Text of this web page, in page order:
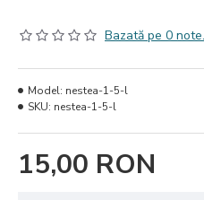
Bazată pe 0 note.
15,00 RON
Model: nestea-1-5-l
SKU: nestea-1-5-l